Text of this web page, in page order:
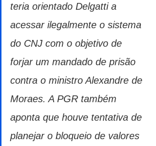
teria orientado Delgatti a
acessar ilegalmente o sistema
do CNJ com o objetivo de
forjar um mandado de prisão
contra o ministro Alexandre de
Moraes. A PGR também
aponta que houve tentativa de
planejar o bloqueio de valores